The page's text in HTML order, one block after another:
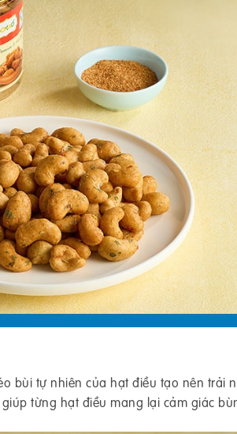
bùi tự nhiên của hạt điều tạo nên trải
từng hạt điều mang lại cảm giác